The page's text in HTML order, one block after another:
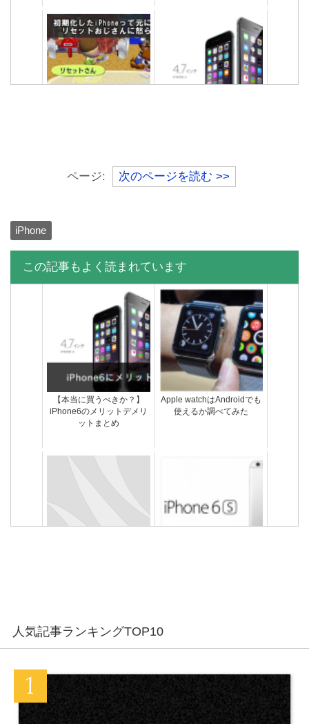
iPhone6s発売日は2015年9
月18日で8日が発表予定
ページ: 次のページを読む >>
iPhone
この記事もよく読まれています
【本当に買うべきか？】
iPhone6のメリットデメリ
ットまとめ
Apple watchはAndroidでも
使えるか調べてみた
人気記事ランキングTOP10